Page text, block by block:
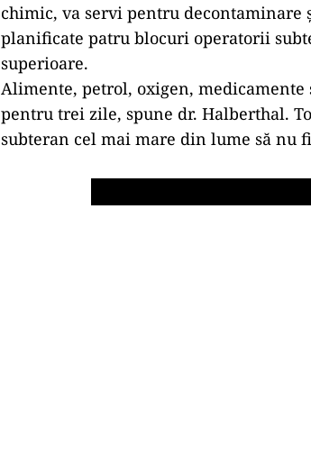
chimic, va servi pentru decontaminare
planificate patru blocuri operatorii
superioare.
Alimente, petrol, oxigen,
pentru trei zile, spune dr. Halberthal.
subteran cel mai mare din lume să nu